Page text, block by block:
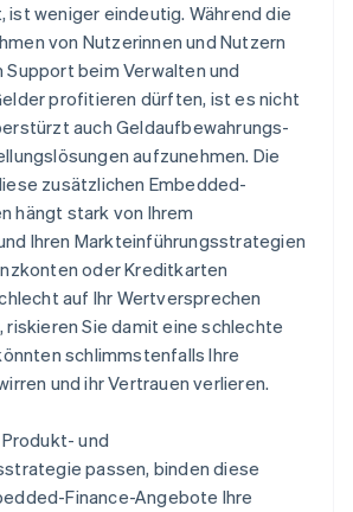
ist weniger eindeutig. Während die
von Nutzerinnen und Nutzern
beim Verwalten und
profitieren dürften, ist es nicht
auch Geldaufbewahrungs-
aufzunehmen. Die
zusätzlichen Embedded-
hängt stark von Ihrem
Ihren Markteinführungsstrategien
oder Kreditkarten
auf Ihr Wertversprechen
Sie damit eine schlechte
schlimmstenfalls Ihre
und ihr Vertrauen verlieren.
und
passen, binden diese
Finance-Angebote Ihre